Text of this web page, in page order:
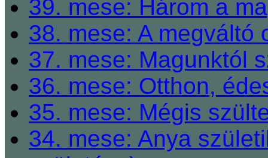
39. mese: Három a
38. mese: A megváltó
37. mese: Magunktól
36. mese: Otthon,
35. mese: Mégis
34. mese: Anya